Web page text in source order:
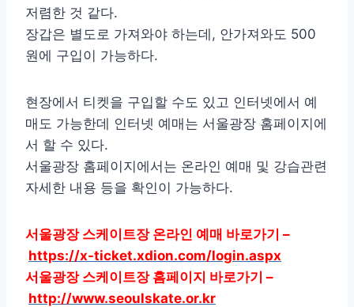
저렴한 것 같다.
장갑은 별도로 가져와야 하는데, 안가져와도 500
원에 구입이 가능하다.
현장에서 티켓을 구입할 수도 있고 인터넷에서 예
매도 가능한데 인터넷 예매는 서울광장 홈페이지에
서 할 수 있다.
서울광장 홈페이지에서는 온라인 예매 및 강습관련
자세한 내용 등을 확인이 가능하다.
서울광장 스케이트장 온라인 예매 바로가기 –
https://x-ticket.xdion.com/login.aspx
서울광장 스케이트장 홈페이지 바로가기 –
http://www.seoulskate.or.kr